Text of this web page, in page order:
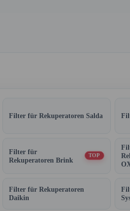
Filter für Rekuperatoren Salda
Filter für
Rekuperatoren Brink
TOP
Filter für Rekuperatoren
Daikin